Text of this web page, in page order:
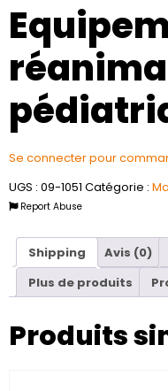
Se connecter pour
UGS : 09-1051 Catégorie :
Report Abuse
Shipping Avis (0)
Plus de produits
Produits